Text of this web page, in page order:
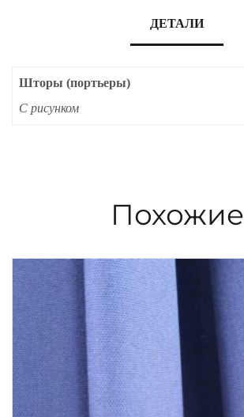
ДЕТАЛИ
Шторы (портьеры)
С рисунком
Похожие